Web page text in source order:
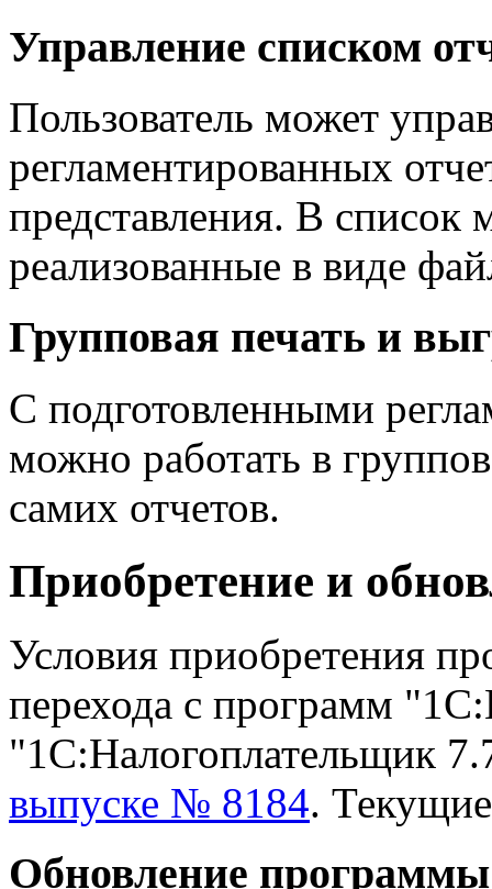
Управление списком
Пользователь может
регламентированных
представления. В
реализованные в виде
Групповая печать и
С подготовленными
можно работать в
самих отчетов.
Приобретение и
Условия приобретения
перехода с программ
"1С:Налогоплательщик
выпуске № 8184.
Обновление